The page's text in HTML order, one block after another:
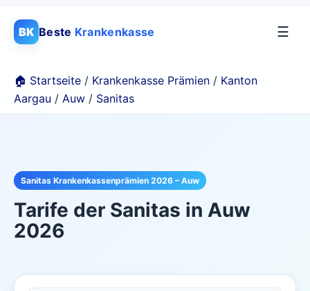
BK Beste Krankenkasse ☰
🏠 Startseite / Krankenkasse Prämien / Kanton
Aargau / Auw / Sanitas
Sanitas Krankenkassenprämien 2026 – Auw
Tarife der Sanitas in Auw
2026